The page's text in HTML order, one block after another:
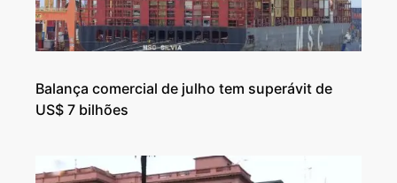
Balança comercial de julho tem superávit de
US$ 7 bilhões